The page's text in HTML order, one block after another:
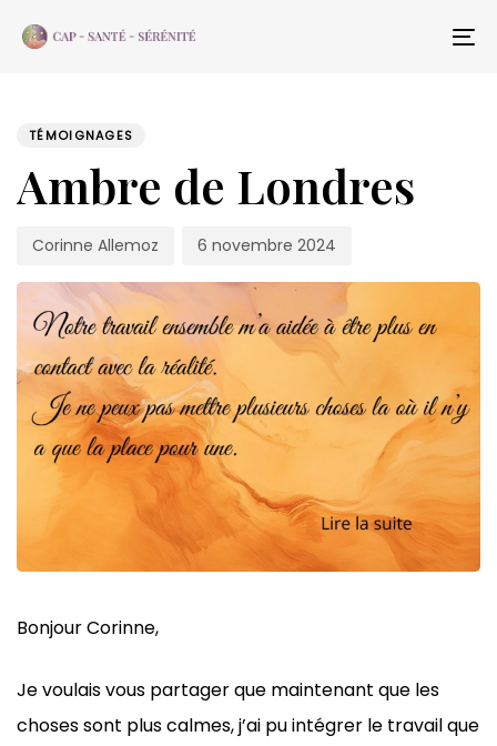
links to
TÉMOIGNAGES
Ambre de Londres
Corinne Allemoz 6 novembre 2024
Bonjour Corinne,
Je voulais vous partager que maintenant que les
choses sont plus calmes, j’ai pu intégrer le travail que